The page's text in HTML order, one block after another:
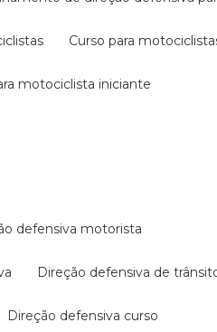
curso para
motociclista iniciante
defensiva motorista
direção defensiva de
direção defensiva curso